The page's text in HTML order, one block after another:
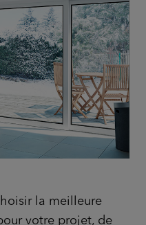
la meilleure
votre projet, de